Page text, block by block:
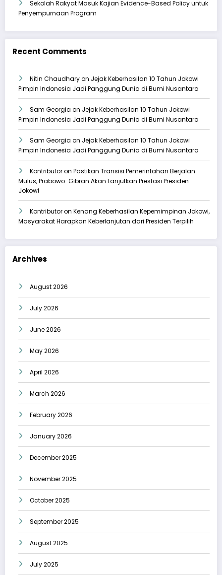
Sekolah Rakyat Masuk Kajian Evidence-Based Policy untuk
Penyempurnaan Program
Recent Comments
Nitin Chaudharyon Jejak Keberhasilan 10 Tahun Jokowi
Pimpin Indonesia Jadi Panggung Dunia di Bumi Nusantara
Sam Georgia on Jejak Keberhasilan 10 Tahun Jokowi
Pimpin Indonesia Jadi Panggung Dunia di Bumi Nusantara
Sam Georgia on Jejak Keberhasilan 10 Tahun Jokowi
Pimpin Indonesia Jadi Panggung Dunia di Bumi Nusantara
Kontributoron Pastikan Transisi Pemerintahan Berjalan
Mulus, Prabowo-Gibran Akan Lanjutkan Prestasi Presiden
Jokowi
Kontributoron Kenang Keberhasilan Kepemimpinan Jokowi,
Masyarakat Harapkan Keberlanjutan dari Presiden Terpilih
Archives
August 2026
July 2026
June 2026
May 2026
April 2026
March 2026
February 2026
January 2026
December 2025
November 2025
October 2025
September 2025
August 2025
July 2025